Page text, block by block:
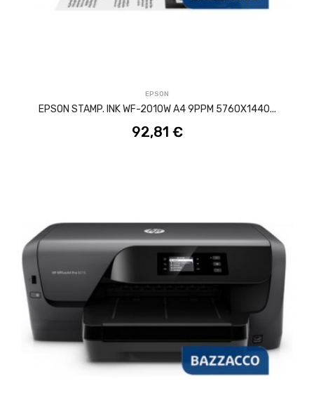
EPSON
EPSON STAMP. INK WF-2010W A4 9PPM 5760X1440...
92,81 €